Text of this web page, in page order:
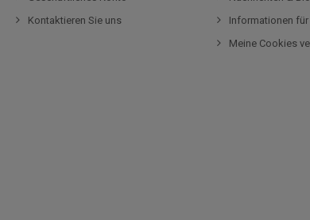
Kontaktieren Sie uns
Informationen für
Meine Cookies